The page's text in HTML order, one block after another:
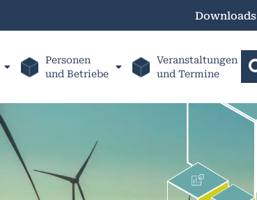
Downloads
Personen
und Betriebe
Veranstaltungen
und Termine